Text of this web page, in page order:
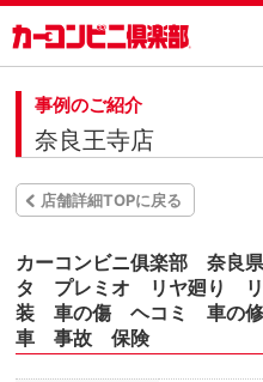
事例のご紹介
奈良王寺店
店舗詳細TOPに戻る
カーコンビニ俱楽部 奈
タ プレミオ リヤ廻り
装 車の傷 ヘコミ 車の
車 事故 保険